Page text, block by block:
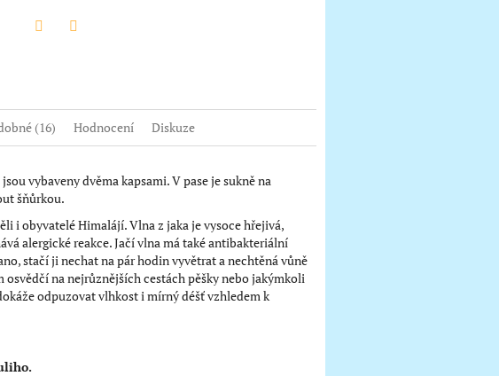
(16) Hodnocení Diskuze
vybaveny dvěma kapsami. V pase je sukně na
šňůrkou.
i obyvatelé Himalájí. Vlna z jaka je vysoce hřejivá,
alergické reakce. Jačí vlna má také antibakteriální
stačí ji nechat na pár hodin vyvětrat a nechtěná vůně
osvědčí na nejrůznějších cestách pěšky nebo jakýmkoli
odpuzovat vlhkost i mírný déšť vzhledem k